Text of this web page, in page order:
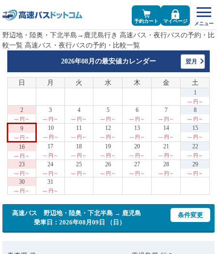
予約カート マイページ
野辺地・陸奥・下北半島→鹿児島行き 高速バス・夜行バスの予約・比
較一覧 高速バス・夜行バスの予約・比較一覧
2026年08月の最安値カレンダー 翌月
日 月 火 水 木 金 土
1
--- 円～
2
--- 円～
3
--- 円～
4
--- 円～
5
--- 円～
6
--- 円～
7
--- 円～
8
--- 円～
9
--- 円～
10
--- 円～
11
--- 円～
12
--- 円～
13
--- 円～
14
--- 円～
15
--- 円～
16
--- 円～
17
--- 円～
18
--- 円～
19
--- 円～
20
--- 円～
21
--- 円～
22
--- 円～
23
--- 円～
24
--- 円～
25
--- 円～
26
--- 円～
27
--- 円～
28
--- 円～
29
--- 円～
30
--- 円～
31
--- 円～
高速バス 野辺地・陸奥・下北半島 → 鹿児島
乗車日：2026年08月09日 （日）
条件変更